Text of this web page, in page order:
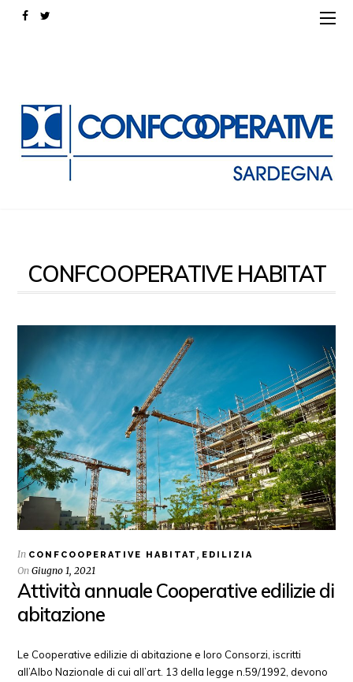
CONFCOOPERATIVE HABITAT
In CONFCOOPERATIVE HABITAT, EDILIZIA
OnGiugno 1, 2021
Attività annuale Cooperative edilizie di
abitazione
Le Cooperative edilizie di abitazione e loro Consorzi, iscritti
all’Albo Nazionale di cui all’art. 13 della legge n.59/1992, devono